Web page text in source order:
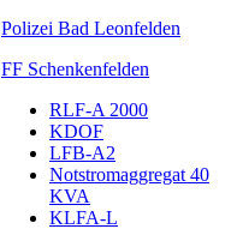
Polizei Bad Leonfelden
FF Schenkenfelden
RLF-A 2000
KDOF
LFB-A2
Notstromaggregat 40
KVA
KLFA-L